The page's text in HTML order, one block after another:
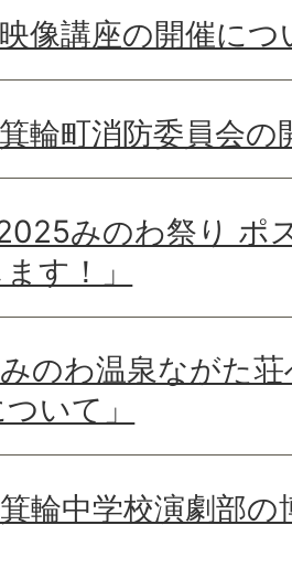
像講座の開催につ
輪町消防委員会の
みのわ祭り ポ
す！」
のわ温泉ながた
いて」
輪中学校演劇部の